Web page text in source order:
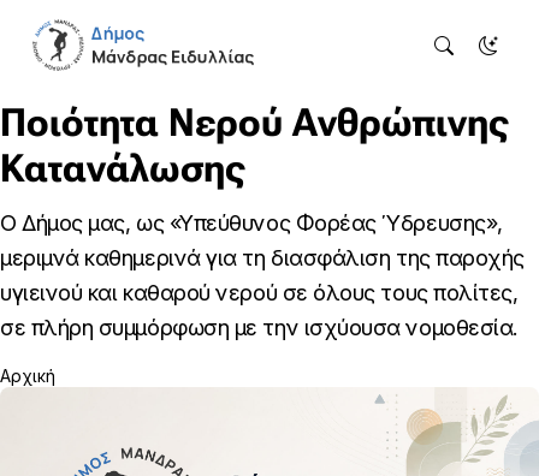
Ποιότητα Νερού Ανθρώπινης
Κατανάλωσης
O Δήμος μας, ως «Υπεύθυνος Φορέας Ύδρευσης»,
μεριμνά καθημερινά για τη διασφάλιση της παροχής
υγιεινού και καθαρού νερού σε όλους τους πολίτες,
σε πλήρη συμμόρφωση με την ισχύουσα νομοθεσία.
Αρχική